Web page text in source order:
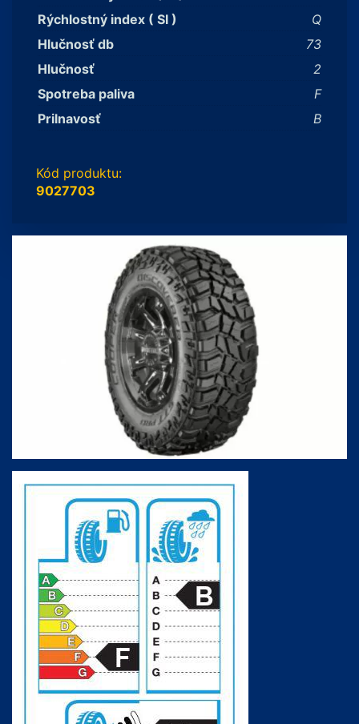
Rýchlostný index ( SI )
Q
Hlučnosť db
73
Hlučnosť
2
Spotreba paliva
F
Prilnavosť
B
Kód produktu:
9027703